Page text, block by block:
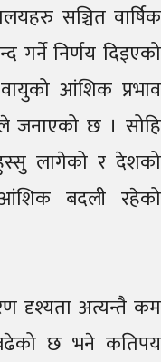
सञ्चित वार्षिक
गर्ने निर्णय दिइएको
आंशिक प्रभाव
जनाएको छ । सोहि
लागेको र देशको
आंशिक बदली रहेको
दृश्यता अत्यन्तै कम
बढेको छ भने कतिपय